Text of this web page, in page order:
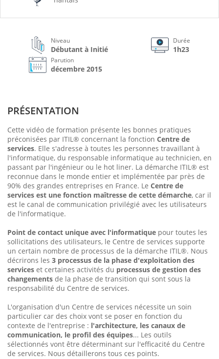
Niveau
Débutant à Initié
Durée
1h23
Parution
décembre 2015
PRÉSENTATION
Cette vidéo de formation présente les bonnes pratiques
préconisées par ITIL® concernant la fonction Centre de
services. Elle s'adresse à toutes les personnes travaillant à
l'informatique, du responsable informatique au technicien, en
passant par l'ingénieur ou le hot liner. La démarche ITIL® est
reconnue dans le monde entier et implémentée par près de
90% des grandes entreprises en France. Le Centre de
services est une fonction maîtresse de cette démarche, car il
est le canal de communication privilégié avec les utilisateurs
de l'informatique.
Point de contact unique avec l'informatique pour toutes les
sollicitations des utilisateurs, le Centre de services supporte
un certain nombre de processus de la démarche ITIL®. Nous
décrirons les 3 processus de la phase d'exploitation des
services et certaines activités du processus de gestion des
changements de la phase de transition qui sont sous la
responsabilité du Centre de services.
L'organisation d'un Centre de services nécessite un soin
particulier car des choix vont se poser en fonction du
contexte de l'entreprise : l'architecture, les canaux de
communication, le profil des équipes... Les outils
sélectionnés vont être déterminant sur l'efficacité du Centre
de services. Nous détaillerons tous ces points.